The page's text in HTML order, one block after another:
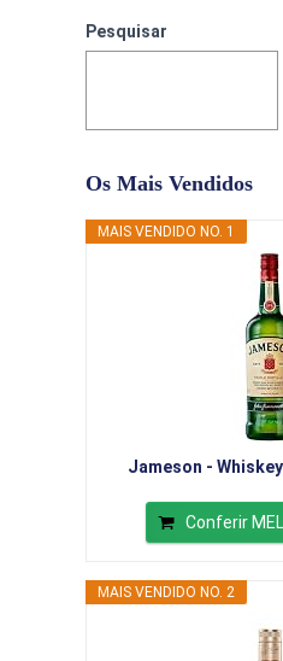
Pesquisar
Os Mais Vendidos
MAIS VENDIDO NO. 1
Jameson -
Conferir
MAIS VENDIDO NO. 2